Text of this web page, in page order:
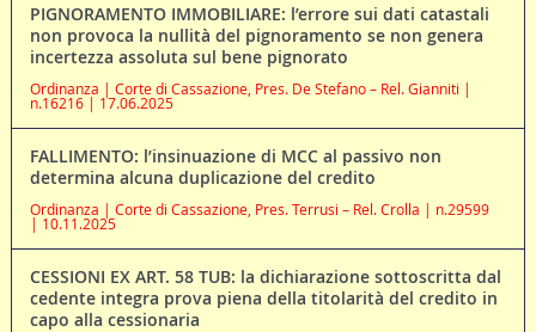
PIGNORAMENTO IMMOBILIARE: l’errore sui dati catastali
non provoca la nullità del pignoramento se non genera
incertezza assoluta sul bene pignorato
Ordinanza | Corte di Cassazione, Pres. De Stefano – Rel. Gianniti |
n.16216 | 17.06.2025
FALLIMENTO: l’insinuazione di MCC al passivo non
determina alcuna duplicazione del credito
Ordinanza | Corte di Cassazione, Pres. Terrusi – Rel. Crolla | n.29599
| 10.11.2025
CESSIONI EX ART. 58 TUB: la dichiarazione sottoscritta dal
cedente integra prova piena della titolarità del credito in
capo alla cessionaria